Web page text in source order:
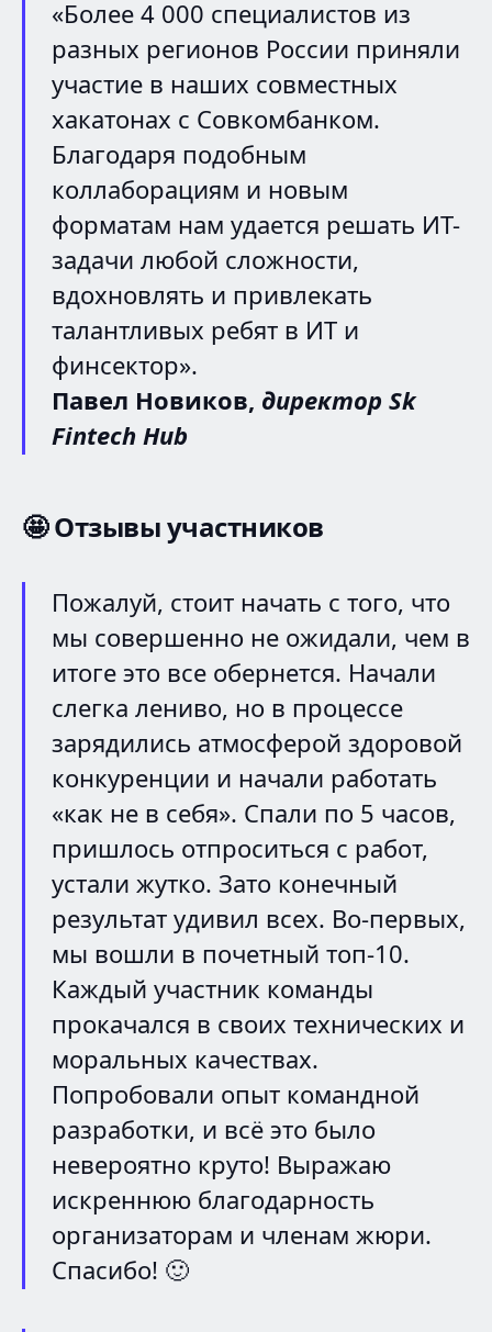
«Более 4 000 специалистов из
разных регионов России приняли
участие в наших совместных
хакатонах с Совкомбанком.
Благодаря подобным
коллаборациям и новым
форматам нам удается решать ИТ-
задачи любой сложности,
вдохновлять и привлекать
талантливых ребят в ИТ и
финсектор».
Павел Новиков, директор Sk
Fintech Hub
🤩Отзывы участников
Пожалуй, стоит начать с того, что
мы совершенно не ожидали, чем в
итоге это все обернется. Начали
слегка лениво, но в процессе
зарядились атмосферой здоровой
конкуренции и начали работать
«как не в себя». Спали по 5 часов,
пришлось отпроситься с работ,
устали жутко. Зато конечный
результат удивил всех. Во-первых,
мы вошли в почетный топ-10.
Каждый участник команды
прокачался в своих технических и
моральных качествах.
Попробовали опыт командной
разработки, и всё это было
невероятно круто! Выражаю
искреннюю благодарность
организаторам и членам жюри.
Спасибо! 🙂